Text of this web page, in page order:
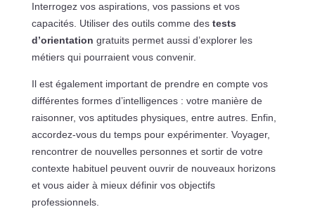
Interrogez vos aspirations, vos passions et vos
capacités. Utiliser des outils comme des tests
d’orientation gratuits permet aussi d’explorer les
métiers qui pourraient vous convenir.
Il est également important de prendre en compte vos
différentes formes d’intelligences : votre manière de
raisonner, vos aptitudes physiques, entre autres. Enfin,
accordez-vous du temps pour expérimenter. Voyager,
rencontrer de nouvelles personnes et sortir de votre
contexte habituel peuvent ouvrir de nouveaux horizons
et vous aider à mieux définir vos objectifs
professionnels.